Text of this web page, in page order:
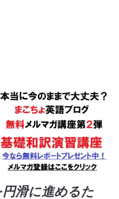
滑に進めるた